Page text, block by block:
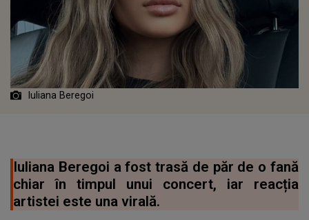
Iuliana Beregoi
Iuliana Beregoi a fost trasă de păr de o fană
chiar în timpul unui concert, iar reacția
artistei este una virală.